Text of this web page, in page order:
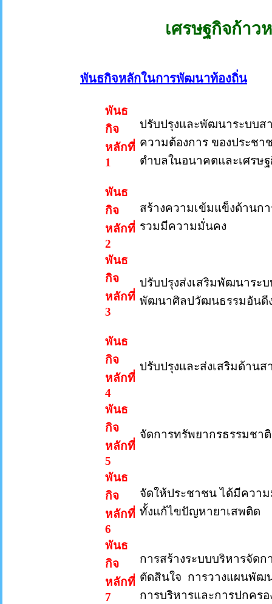
เศรษฐกิจก้าว
พันธกิจหลักในการพัฒนาท้องถิ่น
พันธ
กิจ
หลักที่
1
ปรับปรุงและพัฒนาระบบส
ความต้องการ ของประช
ตำบลในอนาคตและเศรษ
พันธ
กิจ
หลักที่
2
สร้างความเข้มแข็งด้านก
รวมมีความมั่นคง
พันธ
กิจ
หลักที่
3
ปรับปรุงส่งเสริมพัฒนาร
พัฒนาศิลปวัฒนธรรมอันดี
พันธ
กิจ
หลักที่
4
ปรับปรุงและส่งเสริมด้าน
พันธ
กิจ
หลักที่
5
จัดการทรัพยากรธรรมชา
พันธ
กิจ
หลักที่
6
จัดให้ประชาชน ได้มีควา
ทั้งแก้ไขปัญหายาเสพติด
พันธ
กิจ
หลักที่
7
การสร้างระบบบริหารจัด
ตัดสินใจ การวางแผนพัฒ
การบริหารและการปกครอ